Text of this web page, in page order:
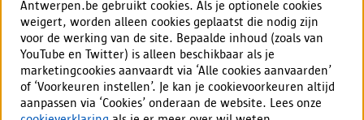
Mag je voertuigniet binnenin de LEZ?
Klik dan op 'volgende' om eenLEZ-dagpasaan te kopen.
Een dagpas kost45,00 euro.
Per nummerplaat kan je per jaar maximaal 12 keer een
Antwerpen.be gebruikt cookies. Als je optionele cookies
weigert, worden alleen cookies geplaatst die nodig zijn
voor de werking van de site. Bepaalde inhoud (zoals van
YouTube en Twitter) is alleen beschikbaar als je
marketingcookies aanvaardt via ‘Alle cookies aanvaarden’
of ‘Voorkeuren instellen’. Je kan je cookievoorkeuren altijd
aanpassen via ‘Cookies’ onderaan de website. Lees onze